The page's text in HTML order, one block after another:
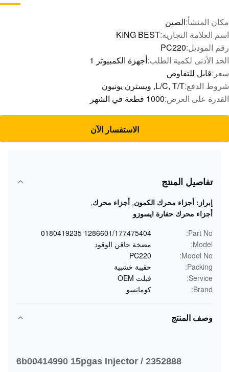
مكان المنشأ:الصين
اسم العلامة التجارية:KING BEST
رقم الموديل:PC220
الحد الأدنى لكمية الطلب:أجهزة الكمبيوتر 1
سعر:قابل للتفاوض
شروط الدفع:L/C, T/T, ويسترن يونيون
القدرة على العرض:1000 قطعة في الشهر
الاستفسار الآن
تفاصيل المنتج
إبراز: أجزاء محرك الكمون, أجزاء محرك,
أجزاء محرك حفارة ايسوزو
Part No:
1286601/177475404 0180419235
Model:
مضخة حاقن الوقود
Model No:
PC220
Packing:
حقيبة خشبية
Service:
قبلت OEM
Brand:
كوماتسو
وصف المنتج
2352888 / 6b00414990 15pgas Injector